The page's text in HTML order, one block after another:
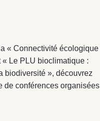
« Connectivité écologique
Le PLU bioclimatique :
biodiversité », découvrez
de conférences organisées